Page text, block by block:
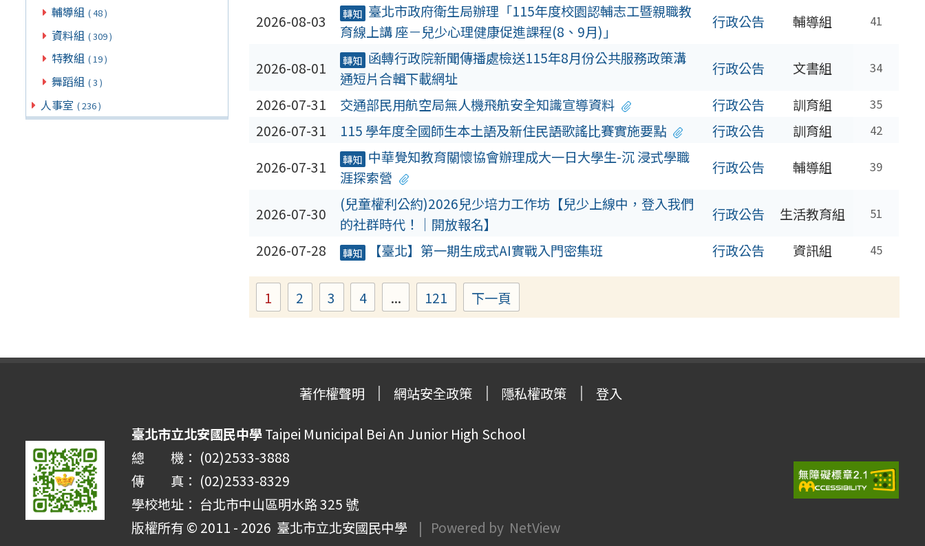
輔導組 ( 48 )
資料組 ( 309 )
特教組 ( 19 )
舞蹈組 ( 3 )
人事室 ( 236 )
2026-08-03 轉知 臺北市政府衛生局辦理「115年度校園認輔志工暨親職教
育線上講 座－兒少心理健康促進課程(8、9月)」
行政公告 輔導組 41
2026-08-01 轉知 函轉行政院新聞傳播處檢送115年8月份公共服務政策溝
通短片合輯下載網址
行政公告 文書組 34
2026-07-31 交通部民用航空局無人機飛航安全知識宣導資料 行政公告 訓育組 35
2026-07-31 115 學年度全國師生本土語及新住民語歌謠比賽實施要點 行政公告 訓育組 42
2026-07-31 轉知 中華覺知教育關懷協會辦理成大一日大學生-沉 浸式學職
涯探索營
行政公告 輔導組 39
2026-07-30
(兒童權利公約)2026兒少培力工作坊【兒少上線中，登入我們
的社群時代！｜開放報名】
行政公告 生活教育組 51
2026-07-28 轉知 【臺北】第一期生成式AI實戰入門密集班 行政公告 資訊組 45
Page
1 Page
2 Page
3 Page
4 ... Page
121 下一頁
著作權聲明 網站安全政策 隱私權政策 登入
臺北市立北安國民中學Taipei Municipal Bei An Junior High School
總 機： (02)2533-3888
傳 真： (02)2533-8329
學校地址： 台北市中山區明水路 325 號
版權所有 © 2011 - 2026 臺北市立北安國民中學 | Powered by NetView